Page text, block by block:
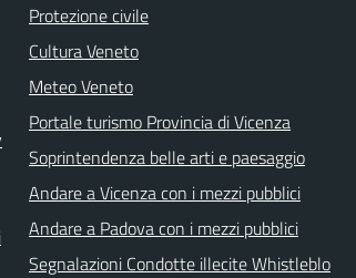
Protezione civile
Cultura Veneto
Meteo Veneto
Portale turismo Provincia di Vicenza
Soprintendenza belle arti e paesaggio
Andare a Vicenza con i mezzi pubblici
Andare a Padova con i mezzi pubblici
Segnalazioni Condotte illecite Whistleblo